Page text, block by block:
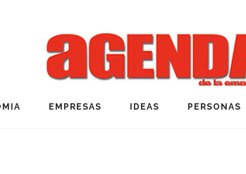
EMPRESAS IDEAS PERSONAS